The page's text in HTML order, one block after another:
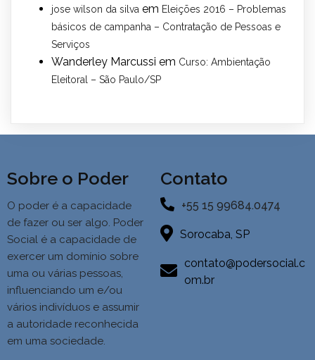
jose wilson da silva em Eleições 2016 – Problemas
básicos de campanha – Contratação de Pessoas e
Serviços
Wanderley Marcussi em Curso: Ambientação
Eleitoral – São Paulo/SP
Sobre o Poder
O poder é a capacidade
de fazer ou ser algo. Poder
Social é a capacidade de
exercer um domínio sobre
uma ou várias pessoas,
influenciando um e/ou
vários indivíduos e assumir
a autoridade reconhecida
em uma sociedade.
Contato
+55 15 99684.0474
Sorocaba, SP
contato@podersocial.c
om.br